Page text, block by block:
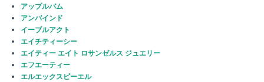
アップルバム
アンバインド
イーブルアクト
エイチティーシー
エイティー エイト ロサンゼルス ジュエリー
エフエーティー
エルエックスピーエル